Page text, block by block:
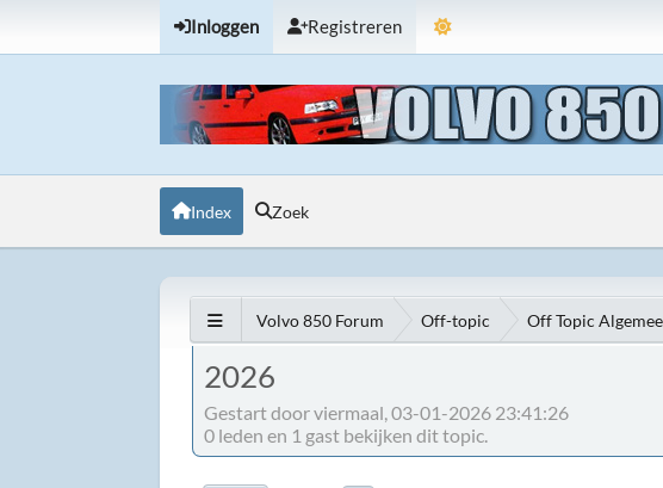
Inloggen Registreren
Index Zoek
Volvo 850 Forum Off-topic Off Topic
2026
Gestart door viermaal, 03-01-2026 23:41:26
0 leden en 1 gast bekijken dit topic.